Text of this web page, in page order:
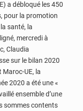
a débloqué les 450
pour la promotion
santé, la
mercredi à
Claudia
sur le bilan 2020
UE, la
2020 a été une «
ensemble d’une
sommes contents